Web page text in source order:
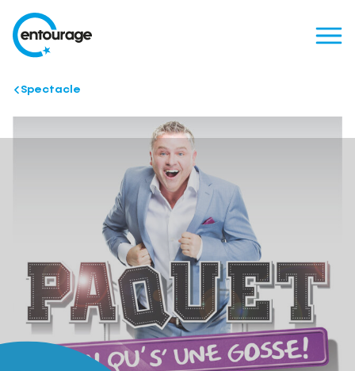
Spectacle